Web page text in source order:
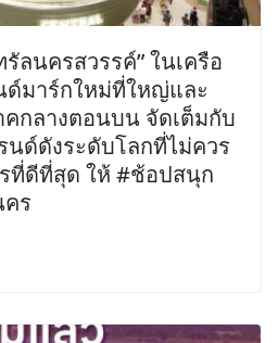
ลนครสวรรค์” ในเครือ
ด์มาร์กใหม่ที่ใหญ่และ
กลางตอนบน จัดเต็มกับ
นด์ดังระดับโลกที่ไม่ควร
ที่ดีที่สุด ให้ #ช้อปสนุก
ร